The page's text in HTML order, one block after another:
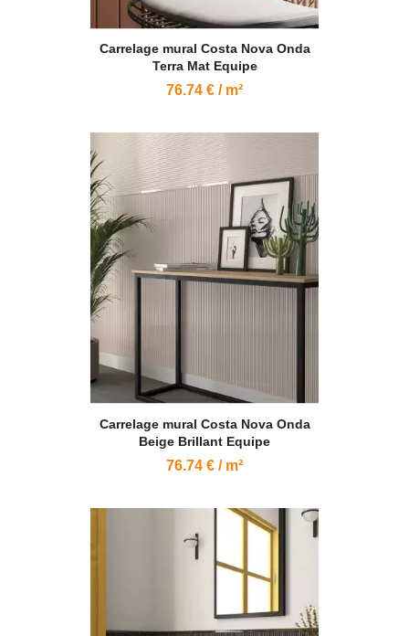
Carrelage mural Costa Nova Onda
Terra Mat Equipe
76.74 € / m²
Carrelage mural Costa Nova Onda
Beige Brillant Equipe
76.74 € / m²